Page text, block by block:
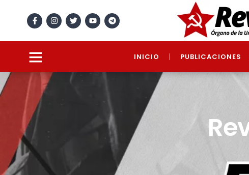
INICIO PUBLICACIONES